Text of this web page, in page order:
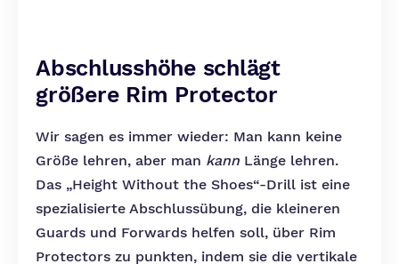
Abschlusshöhe schlägt
größere Rim Protector
Wir sagen es immer wieder: Man kann keine
Größe lehren, aber man kann Länge lehren.
Das „Height Without the Shoes“-Drill ist eine
spezialisierte Abschlussübung, die kleineren
Guards und Forwards helfen soll, über Rim
Protectors zu punkten, indem sie die vertikale